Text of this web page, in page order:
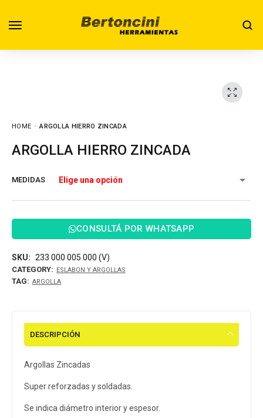
HOME ARGOLLA HIERRO ZINCADA
ARGOLLA HIERRO ZINCADA
MEDIDAS
CONSULTÁ POR WHATSAPP
SKU: 233 000 005 000 (V)
CATEGORY: ESLABON Y ARGOLLAS
TAG: ARGOLLA
DESCRIPCIÓN
Argollas Zincadas
Super reforzadas y soldadas.
Se indica diámetro interior y espesor.